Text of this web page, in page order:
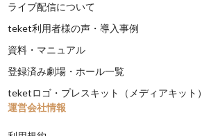
ライブ配信について
teket利用者様の声・導入事例
資料・マニュアル
登録済み劇場・ホール一覧
teketロゴ・プレスキット（メディアキット）
運営会社情報